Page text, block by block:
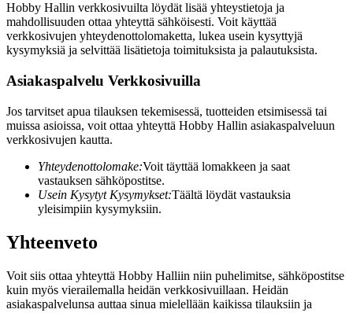
Hobby Hallin verkkosivuilta löydät lisää yhteystietoja ja
mahdollisuuden ottaa yhteyttä sähköisesti. Voit käyttää
verkkosivujen yhteydenottolomaketta, lukea usein kysyttyjä
kysymyksiä ja selvittää lisätietoja toimituksista ja palautuksista.
Asiakaspalvelu Verkkosivuilla
Jos tarvitset apua tilauksen tekemisessä, tuotteiden etsimisessä tai
muissa asioissa, voit ottaa yhteyttä Hobby Hallin asiakaspalveluun
verkkosivujen kautta.
Yhteydenottolomake:Voit täyttää lomakkeen ja saat
vastauksen sähköpostitse.
Usein Kysytyt Kysymykset:Täältä löydät vastauksia
yleisimpiin kysymyksiin.
Yhteenveto
Voit siis ottaa yhteyttä Hobby Halliin niin puhelimitse, sähköpostitse
kuin myös vierailemalla heidän verkkosivuillaan. Heidän
asiakaspalvelunsa auttaa sinua mielellään kaikissa tilauksiin ja